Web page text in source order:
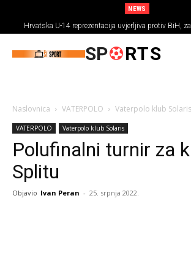
NEWS
Hrvatska U-14 reprezentacija uvjerljiva protiv BiH,
Rumunjske
SP RTS
Naslovnica VATERPOLO Vaterpolo klub Solaris
VATERPOLO Vaterpolo klub Solaris
Polufinalni turnir za
Splitu
Objavio Ivan Peran - 25. srpnja 2022.